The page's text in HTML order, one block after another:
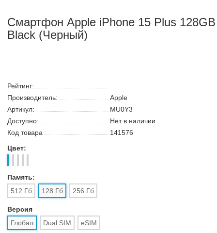
Смартфон Apple iPhone 15 Plus 128GB
Black (Черный)
Поиск Каталог Корзина: